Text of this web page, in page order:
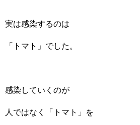
実は感染するのは
「トマト」でした。
感染していくのが
人ではなく「トマト」を